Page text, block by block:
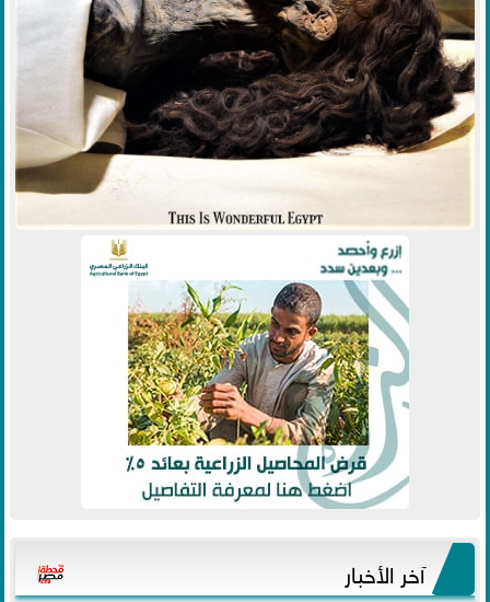
آخر الأخبار